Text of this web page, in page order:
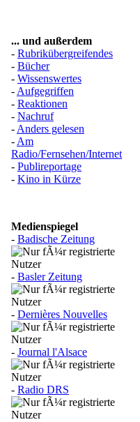
... und außerdem
- Rubrikübergreifendes
- Bücher
- Wissenswertes
- Aufgegriffen
- Reaktionen
- Nachruf
- Anders gelesen
- Am
Radio/Fernsehen/Internet
- Publireportage
- Kino in Kürze
Medienspiegel
- Badische Zeitung
- Basler Zeitung
- Dernières Nouvelles
- Journal l'Alsace
- Radio DRS